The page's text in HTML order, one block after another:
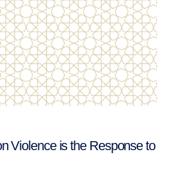
Violence is the Response to